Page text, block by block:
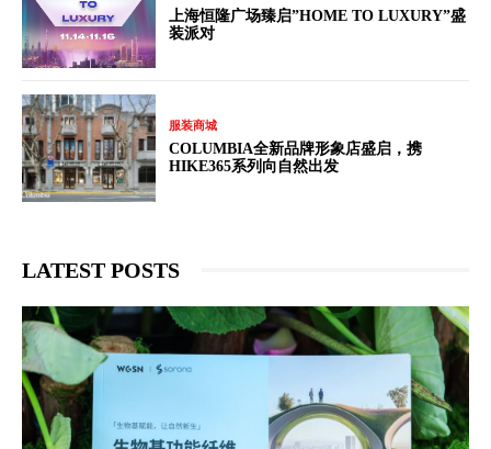
上海恒隆广场臻启”HOME TO LUXURY”盛
装派对
服装商城
COLUMBIA全新品牌形象店盛启，携
HIKE365系列向自然出发
LATEST POSTS